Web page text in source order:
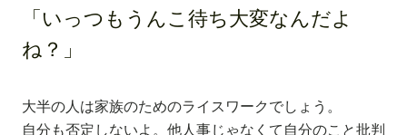
「いっつもうんこ待ち大変なんだよ
ね？ 」
大半の人は家族のためのライスワークでしょう。
自分も否定しないよ。他人事じゃなくて自分のこと批判